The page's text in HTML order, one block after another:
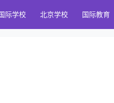
际学校 北京学校 国际教育